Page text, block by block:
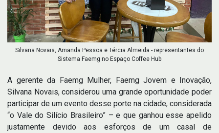
Silvana Novais, Amanda Pessoa e Tércia Almeida - representantes do
Sistema Faemg no Espaço Coffee Hub
A gerente da Faemg Mulher, Faemg Jovem e Inovação,
Silvana Novais, considerou uma grande oportunidade poder
participar de um evento desse porte na cidade, considerada
“o Vale do Silício Brasileiro” – e que ganhou esse apelido
justamente devido aos esforços de um casal de